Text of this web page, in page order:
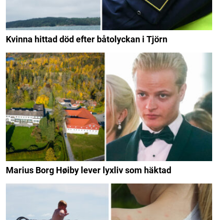
Kvinna hittad död efter båtolyckan i Tjörn
Marius Borg Høiby lever lyxliv som häktad